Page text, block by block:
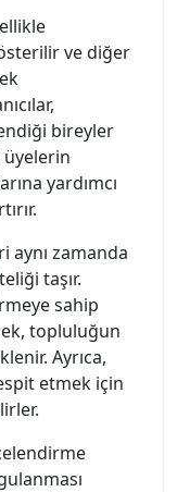
ve diğer
bireyler
yardımcı
aynı zamanda
taşır.
sahip
topluluğun
Ayrıca,
etmek için